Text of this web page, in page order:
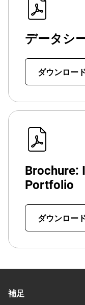
データシ
ダウンロー
Brochure:
Portfolio
ダウンロー
補足